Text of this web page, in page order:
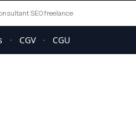
SEO freelance
· CGV · CGU